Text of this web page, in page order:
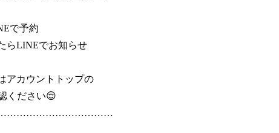
で予約
らLINEでお知らせ
アカウントトップの
ください😌